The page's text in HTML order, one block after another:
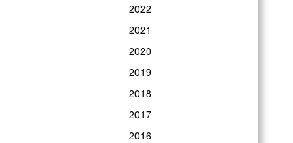
2022
2021
2020
2019
2018
2017
2016